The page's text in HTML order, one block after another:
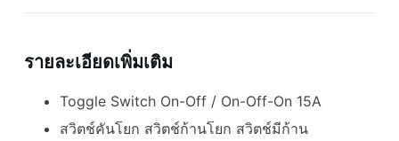
รายละเอียดเพิ่มเติม
Toggle Switch On-Off / On-Off-On 15A
สวิตช์คันโยก สวิตช์ก้านโยก สวิตช์มีก้าน